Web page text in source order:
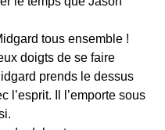
tous ensemble !
doigts de se faire
prends le dessus
l’esprit. Il l’emporte sous